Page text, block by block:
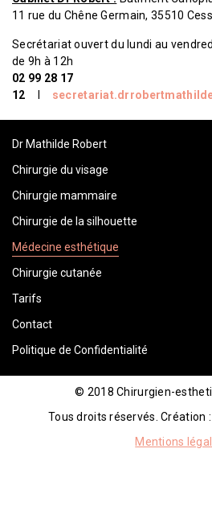
11 rue du Chêne Germain, 35510
Secrétariat ouvert du lundi au
de 9h à 12h
02 99 28 17
12
I
Dr Mathilde Robert
Chirurgie du visage
Chirurgie mammaire
Chirurgie de la silhouette
Médecine esthétique
Chirurgie cutanée
Tarifs
Contact
Politique de Confidentialité
© 2018 Chirurgien-
Tous droits réservés. Création
Mentions